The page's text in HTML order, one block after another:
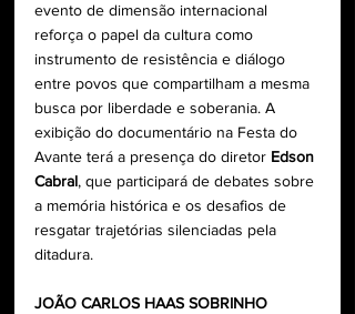
evento de dimensão internacional
reforça o papel da cultura como
instrumento de resistência e diálogo
entre povos que compartilham a mesma
busca por liberdade e soberania. A
exibição do documentário na Festa do
Avante terá a presença do diretor Edson
Cabral, que participará de debates sobre
a memória histórica e os desafios de
resgatar trajetórias silenciadas pela
ditadura.
JOÃO CARLOS HAAS SOBRINHO